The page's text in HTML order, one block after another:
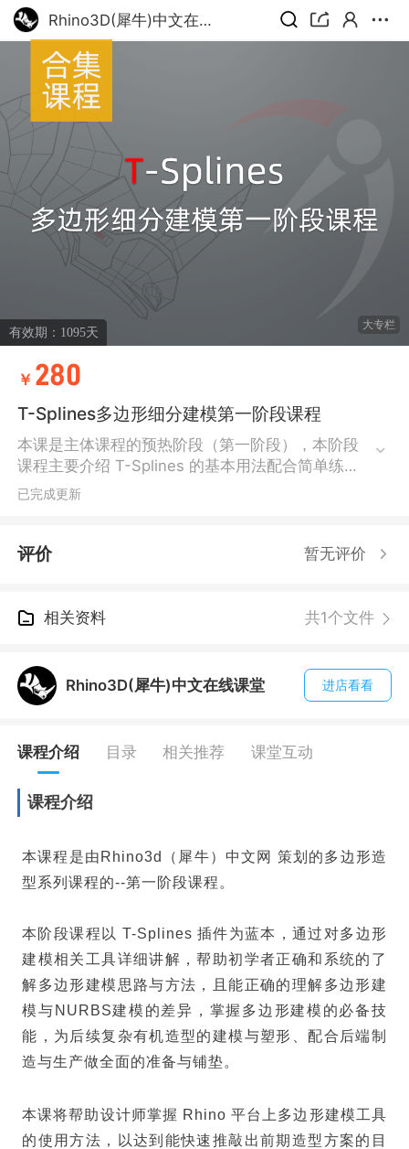
Rhino3D(犀牛)中文在线课堂
有效期：1095天
大专栏
￥ 280
T-Splines多边形细分建模第一阶段课程
本课是主体课程的预热阶段（第一阶段），本阶段
课程主要介绍 T-Splines 的基本用法配合简单练
习，让用户熟悉 T-Splines造型工具。
已完成更新
评价 暂无评价
相关资料 共1个文件
Rhino3D(犀牛)中文在线课堂 进店看看
课程介绍 目录 相关推荐 课堂互动
课程介绍
本课程是由Rhino3d（犀牛）中文网 策划的多边形造
型系列课程的--第一阶段课程。
本阶段课程以 T-Splines 插件为蓝本，通过对多边形
建模相关工具详细讲解，帮助初学者正确和系统的了
解多边形建模思路与方法，且能正确的理解多边形建
模与NURBS建模的差异，掌握多边形建模的必备技
能，为后续复杂有机造型的建模与塑形、配合后端制
造与生产做全面的准备与铺垫。
本课将帮助设计师掌握 Rhino 平台上多边形建模工具
的使用方法，以达到能快速推敲出前期造型方案的目